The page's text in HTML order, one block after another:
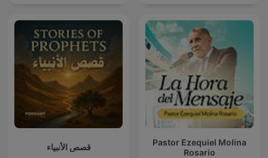
قصص الأنبياء
Pastor Ezequiel Molina
Rosario